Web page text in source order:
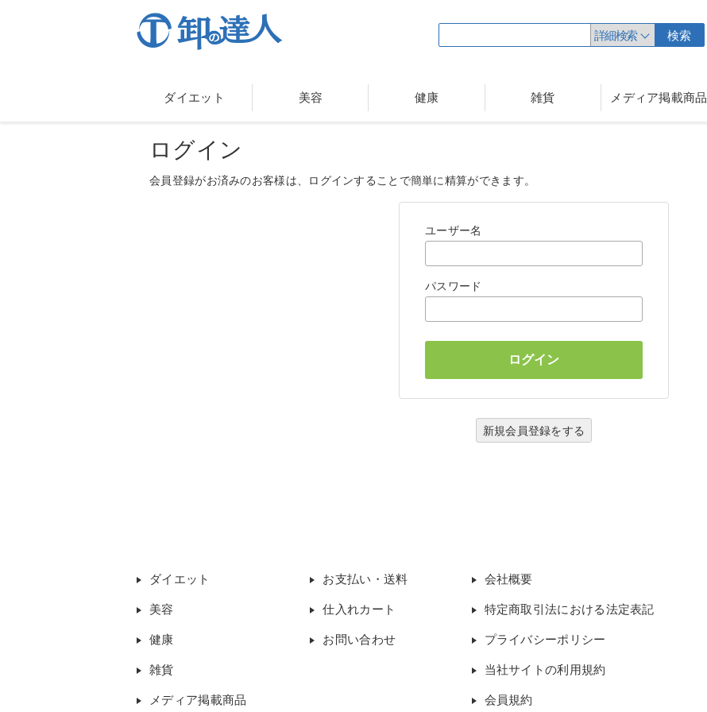
詳細検索
検索
ダイエット 美容 健康 雑貨 メディア掲載商品
ログイン
会員登録がお済みのお客様は、ログインすることで簡単に精算ができます。
ユーザー名
パスワード
新規会員登録をする
ダイエット
美容
健康
雑貨
メディア掲載商品
お支払い・送料
仕入れカート
お問い合わせ
会社概要
特定商取引法における法定表記
プライバシーポリシー
当社サイトの利用規約
会員規約